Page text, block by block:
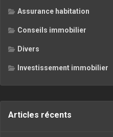
Assurance habitation
Conseils immobilier
Divers
Investissement immobilier
Articles récents